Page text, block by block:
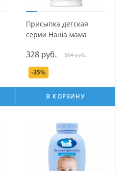
Присыпка детская
серии Наша мама
328 руб. 504 руб.
-35%
В КОРЗИНУ